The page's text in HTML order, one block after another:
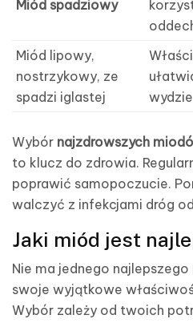
Miód spadziowy
Miód lipowy,
nostrzykowy, ze
spadzi iglastej
Wybór najzdrowszych
to klucz do zdrowia.
poprawić samopoczucie.
walczyć z infekcjami dróg
Jaki miód jest
Nie ma jednego
swoje wyjątkowe
Wybór zależy od twoich